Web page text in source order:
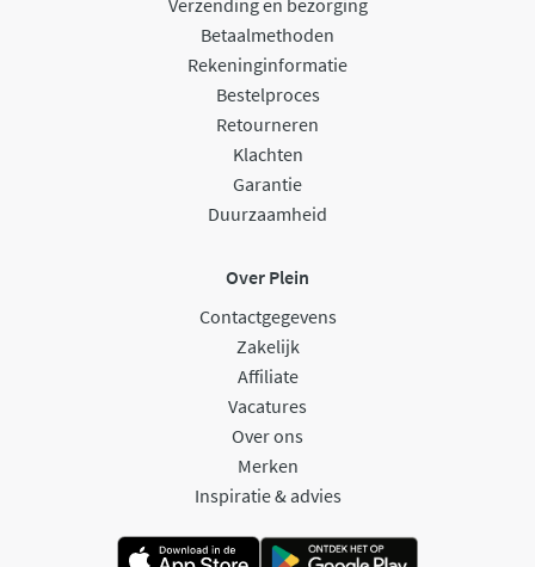
Verzending en bezorging
Betaalmethoden
Rekeninginformatie
Bestelproces
Retourneren
Klachten
Garantie
Duurzaamheid
Over Plein
Contactgegevens
Zakelijk
Affiliate
Vacatures
Over ons
Merken
Inspiratie & advies